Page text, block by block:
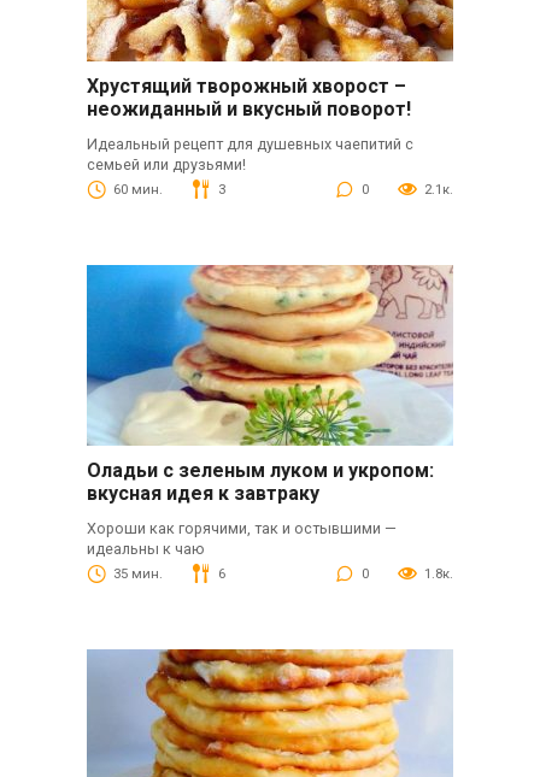
Хрустящий творожный хворост –
неожиданный и вкусный поворот!
Идеальный рецепт для душевных чаепитий с
семьей или друзьями!
60 мин. 3 0 2.1к.
Оладьи с зеленым луком и укропом:
вкусная идея к завтраку
Хороши как горячими, так и остывшими —
идеальны к чаю
35 мин. 6 0 1.8к.